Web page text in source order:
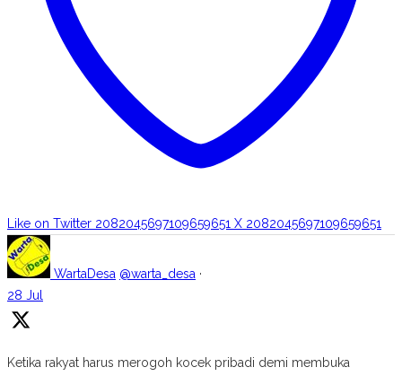
Like on Twitter 2082045697109659651 X 2082045697109659651
WartaDesa @warta_desa ·
28 Jul
Ketika rakyat harus merogoh kocek pribadi demi membuka